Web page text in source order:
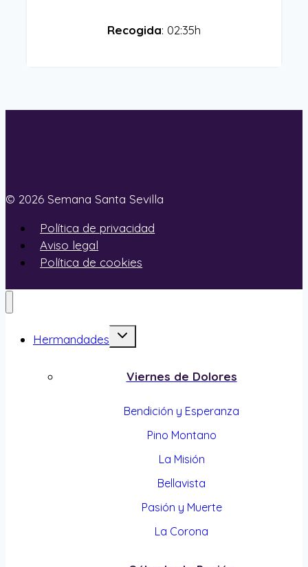
Recogida: 02:35h
© 2026 Semana Santa Sevilla
Política de privacidad
Aviso legal
Política de cookies
Hermandades
Alternar
Viernes de Dolores
Bendición y Esperanza
Pino Montano
La Misión
Bellavista
Pasión y Muerte
La Corona